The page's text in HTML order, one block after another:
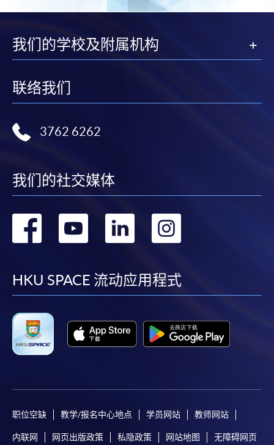
我们的学校及附属机构
联络我们
3762 6262
我们的社交媒体
转
facebook
转
youtube
转
linkedin
HKU SPACE 流动应用程式
职位空缺 教学/报名中心地点 学员网站 教师网站
内联网 网页出版政策 私隐政策 网站地图 无障碍网页